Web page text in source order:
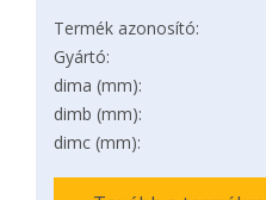
Termék azonosító:
Gyártó:
dima (mm):
dimb (mm):
dimc (mm):